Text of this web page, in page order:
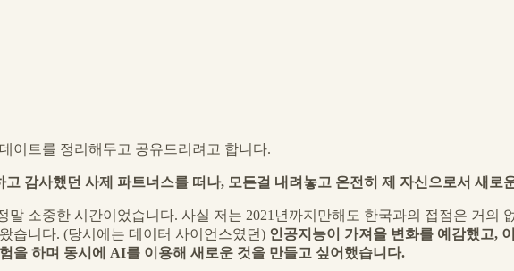
이트를 정리해두고 공유드리려고 합니다.
감사했던 사제 파트너스를 떠나, 모든걸 내려놓고 온전히 제 자신으로서 새로
소중한 시간이었습니다. 사실 저는 2021년까지만해도 한국과의 접점은 거의
습니다. (당시에는 데이터 사이언스였던) 인공지능이 가져올 변화를 예감했고,
을 하며 동시에 AI를 이용해 새로운 것을 만들고 싶어했습니다.